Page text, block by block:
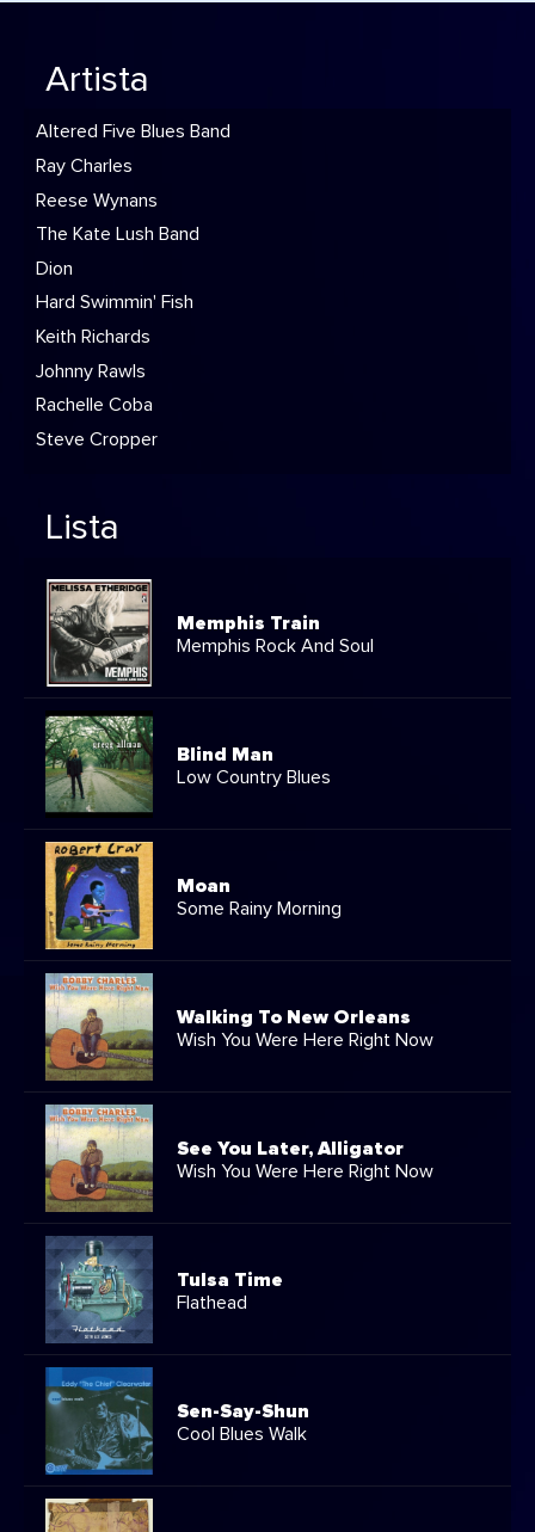
Artista
Altered Five Blues Band
Ray Charles
Reese Wynans
The Kate Lush Band
Dion
Hard Swimmin' Fish
Keith Richards
Johnny Rawls
Rachelle Coba
Steve Cropper
Lista
Memphis Train
Memphis Rock And Soul
Blind Man
Low Country Blues
Moan
Some Rainy Morning
Walking To New Orleans
Wish You Were Here Right Now
See You Later, Alligator
Wish You Were Here Right Now
Tulsa Time
Flathead
Sen-Say-Shun
Cool Blues Walk